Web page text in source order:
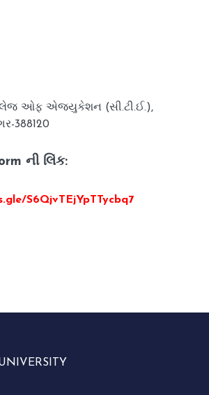
ઓફ એજ્યુકેશન (સી.ટી.ઈ.),
388120
ની લિંક:
S6QjvTEjYpTTycbq7